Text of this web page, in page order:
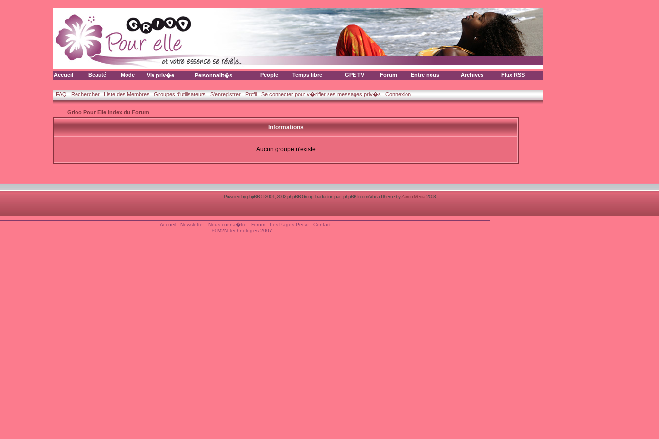
Accueil Beauté Mode Vie priv�e Personnalit�s People Temps libre GPE TV Forum Entre nous Archives Flux RSS
FAQ Rechercher Liste des Membres Groupes d'utilisateurs S'enregistrer Profil Se connecter pour v�rifier ses messages priv�s Connexion
Grioo Pour Elle Index du Forum
Informations
Aucun groupe n'existe
Powered byphpBB© 2001, 2002 phpBB Group Traduction par :phpBB-fr.comAirhead theme byZarron Media2003
Accueil- Newsletter- Nous conna�tre - Forum- Les Pages Perso - Contact
© M2N Technologies 2007